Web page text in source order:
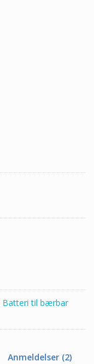
Batteri til bærbar
Anmeldelser (2)